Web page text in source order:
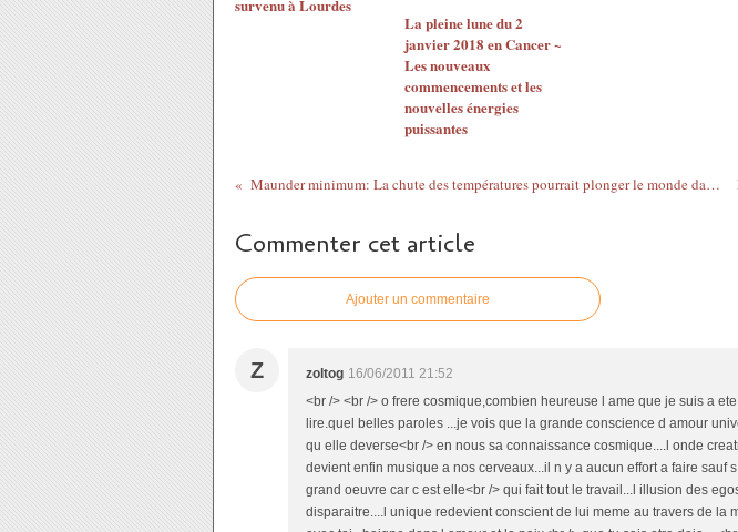
survenu à Lourdes
La pleine lune du 2
janvier 2018 en Cancer ~
Les nouveaux
commencements et les
nouvelles énergies
puissantes
Maunder minimum: La chute des températures pourrait plonger le monde dans un mini âge glaciaire d'ici 2021
Commenter cet article
Ajouter un commentaire
Z zoltog 16/06/2011 21:52
<br /> <br /> o frere cosmique,combien heureuse l ame que je suis a
lire.quel belles paroles ...je vois que la grande conscience d amour
qu elle deverse<br /> en nous sa connaissance cosmique....l onde
devient enfin musique a nos cerveaux...il n y a aucun effort a faire sauf
grand oeuvre car c est elle<br /> qui fait tout le travail...l illusion des
disparaitre....l unique redevient conscient de lui meme au travers de la